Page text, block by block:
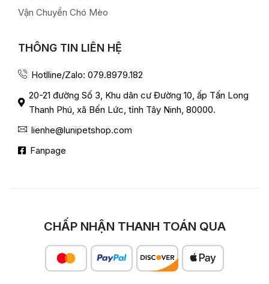
Vận Chuyển Chó Mèo
THÔNG TIN LIÊN HỆ
Hotlline/Zalo: 079.8979.182
20-21 đường Số 3, Khu dân cư Đường 10, ấp Tấn Long
Thanh Phú, xã Bến Lức, tỉnh Tây Ninh, 80000.
lienhe@lunipetshop.com
Fanpage
CHẤP NHẬN THANH TOÁN QUA